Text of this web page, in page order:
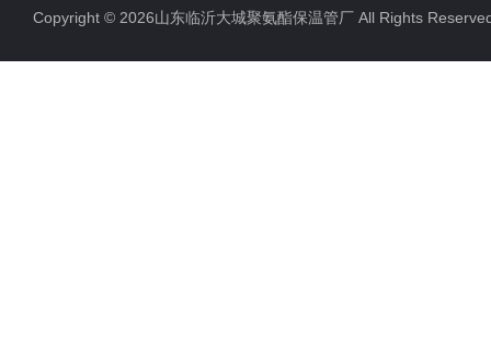
Copyright © 2026山东临沂大城聚氨酯保温管厂 All Rights